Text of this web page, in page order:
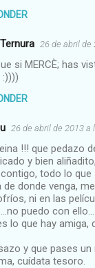
26 de abril de
si MERCÈ; has
26 de abril de 2013 a
!!! que pedazo
y bien
todo lo
de donde venga,
ni en las
puedo con ello....
lo que hay amiga,
y que pases un
cuídata tesoro.